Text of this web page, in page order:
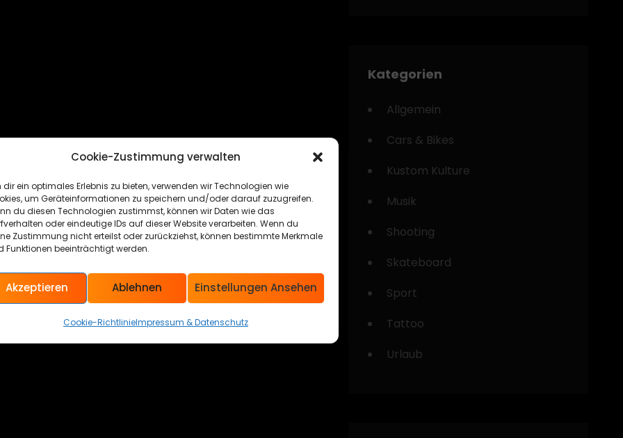
Cookie-Zustimmung verwalten
dir ein optimales Erlebnis zu bieten, verwenden wir Technologien wie
um Geräteinformationen zu speichern und/oder darauf zuzugreifen.
du diesen Technologien zustimmst, können wir Daten wie das
oder eindeutige IDs auf dieser Website verarbeiten. Wenn du
Zustimmung nicht erteilst oder zurückziehst, können bestimmte Merkmale
Funktionen beeinträchtigt werden.
Akzeptieren Ablehnen Einstellungen Ansehen
Cookie-RichtlinieImpressum & Datenschutz
Kategorien
Allgemein
Cars & Bikes
Kustom Kulture
Musik
Shooting
Skateboard
Sport
Tattoo
Urlaub